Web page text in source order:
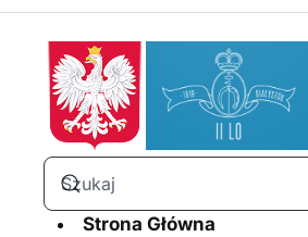
Strona Główna